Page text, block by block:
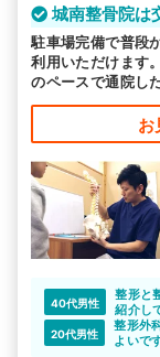
城南整骨院は
駐車場完備で普段
利用いただけます。 休日も営業で、平日通院が難しい方
のペースで通院し
の各症状の施術を
お
40代男性
整形と
紹介し
かった
説明も
20代男性
整形外
よいで